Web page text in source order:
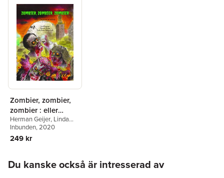
Zombier, zombier,
zombier : eller
Omgiven av odöda
Herman Geijer, Linda
Flores Ohlson,Eva
Kingsepp
Mathias Wåg
Mercado Narváez
Renita
Sörensdotter,Tomas
Inbunden, 2020
249 kr
Du kanske också är intresserad av